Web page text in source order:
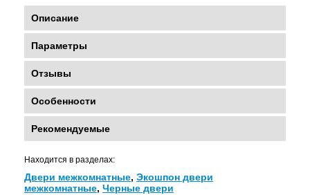
Описание
Параметры
Отзывы
Особенности
Рекомендуемые
Находится в разделах:
Двери межкомнатные, Экошпон двери
межкомнатные, Черные двери